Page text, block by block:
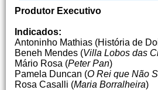
Produtor Executivo
Indicados:
Antoninho Mathias (História de
Beneh Mendes (Villa Lobos das
Mário Rosa (Peter Pan)
Pamela Duncan (O Rei que Não
Rosa Casalli (Maria Borralheira)